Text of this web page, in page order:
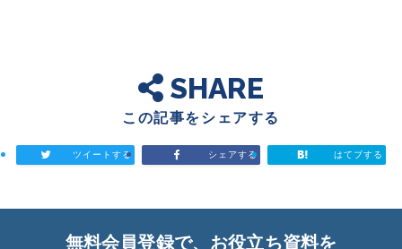
SHARE
この記事をシェアする
ツイートする シェアする はてブする
無料会員登録で、お役立ち資料を